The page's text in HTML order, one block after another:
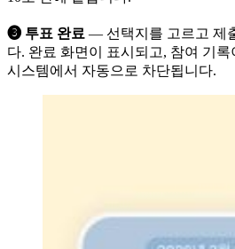
❸ 투표 완료 — 선택지를 고르고 제
다. 완료 화면이 표시되고, 참여 기
시스템에서 자동으로 차단됩니다.